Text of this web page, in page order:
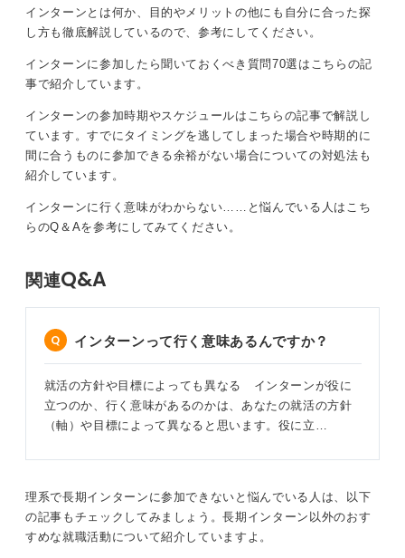
参加しなかったことで即不利になる、とはあまり考えな
い方がいいでしょう。参加したなら得るものはある、そ
す。
するかもその人によって異なりますが、学業とのバラン
スを無視してしまうことがないように気をつけましょ
う。
ころもありますから、そういう企業は参加しなければな
りません。こういうことは募集情報に載っていますから
インターンとは何か、目的やメリットの他にも自分に合った探
し方も徹底解説しているので、参考にしてください。
インターンに参加したら聞いておくべき質問70選はこちらの記
事で紹介しています。
インターンの参加時期やスケジュールはこちらの記事で解説し
ています。すでにタイミングを逃してしまった場合や時期的に
間に合うものに参加できる余裕がない場合についての対処法も
紹介しています。
インターンに行く意味がわからない……と悩んでいる人はこち
らのQ＆Aを参考にしてみてください。
関連Q&A
インターンって行く意味あるんですか？
就活の方針や目標によっても異なる インターンが役に
立つのか、行く意味があるのかは、あなたの就活の方針
（軸）や目標によって異なると思います。役に立…
理系で長期インターンに参加できないと悩んでいる人は、以下
の記事もチェックしてみましょう。長期インターン以外のおす
すめな就職活動について紹介していますよ。